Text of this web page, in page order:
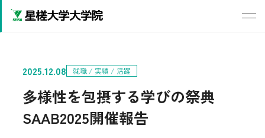
2025.12.08 就職 / 実績 / 活躍
多様性を包摂する学びの祭典
SAAB2025開催報告